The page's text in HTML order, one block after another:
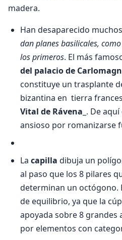
madera.
Han desaparecido
dan planes basilicales,
los primeros. El más
del palacio de
constituye un trasplante
bizantina en tierra
Vital de Rávena _. De
ansioso por romanizarse
La capilla dibuja un
al paso que los 8 pilares
determinan un octógono.
de equilibrio, ya que la
apoyada sobre 8 grandes
por elementos con